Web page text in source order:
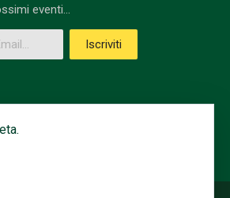
eventi...
Iscriviti